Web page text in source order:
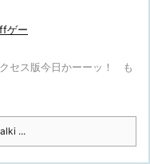
ゲー
セス版今日かーーッ！ も
...